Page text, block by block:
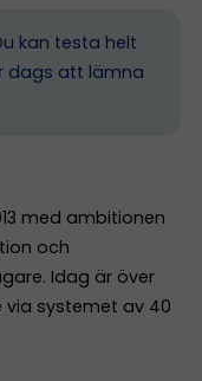
kan testa helt
dags att lämna
med ambitionen
och
Idag är över
via systemet av 40